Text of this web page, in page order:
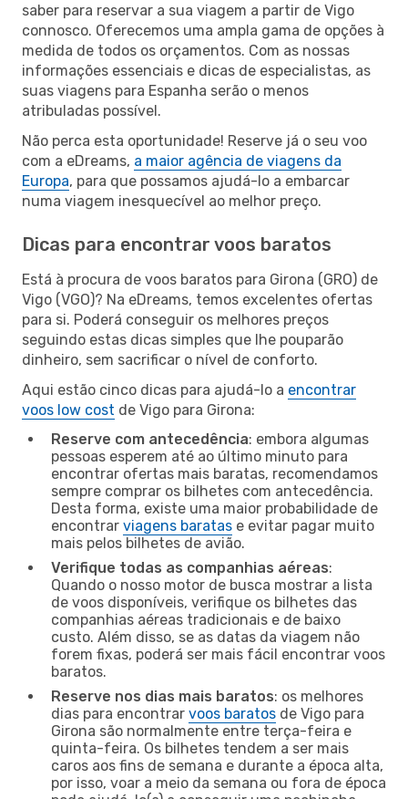
saber para reservar a sua viagem a partir de Vigo
connosco. Oferecemos uma ampla gama de opções à
medida de todos os orçamentos. Com as nossas
informações essenciais e dicas de especialistas, as
suas viagens para Espanha serão o menos
atribuladas possível.
Não perca esta oportunidade! Reserve já o seu voo
com a eDreams, a maior agência de viagens da
Europa, para que possamos ajudá-lo a embarcar
numa viagem inesquecível ao melhor preço.
Dicas para encontrar voos baratos
Está à procura de voos baratos para Girona (GRO) de
Vigo (VGO)? Na eDreams, temos excelentes ofertas
para si. Poderá conseguir os melhores preços
seguindo estas dicas simples que lhe pouparão
dinheiro, sem sacrificar o nível de conforto.
Aqui estão cinco dicas para ajudá-lo a encontrar
voos low cost de Vigo para Girona:
Reserve com antecedência: embora algumas
pessoas esperem até ao último minuto para
encontrar ofertas mais baratas, recomendamos
sempre comprar os bilhetes com antecedência.
Desta forma, existe uma maior probabilidade de
encontrar viagens baratas e evitar pagar muito
mais pelos bilhetes de avião.
Verifique todas as companhias aéreas:
Quando o nosso motor de busca mostrar a lista
de voos disponíveis, verifique os bilhetes das
companhias aéreas tradicionais e de baixo
custo. Além disso, se as datas da viagem não
forem fixas, poderá ser mais fácil encontrar voos
baratos.
Reserve nos dias mais baratos: os melhores
dias para encontrar voos baratos de Vigo para
Girona são normalmente entre terça-feira e
quinta-feira. Os bilhetes tendem a ser mais
caros aos fins de semana e durante a época alta,
por isso, voar a meio da semana ou fora de época